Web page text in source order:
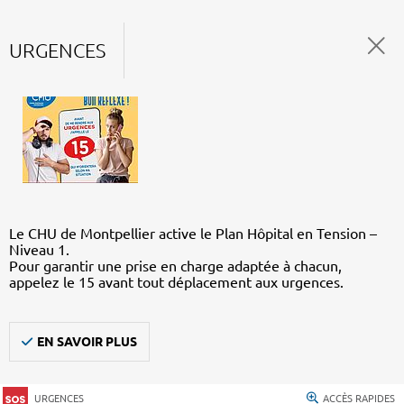
URGENCES
Le CHU de Montpellier active le Plan Hôpital en Tension –
Niveau 1.
Pour garantir une prise en charge adaptée à chacun,
appelez le 15 avant tout déplacement aux urgences.
EN SAVOIR PLUS
URGENCES ACCÈS RAPIDES